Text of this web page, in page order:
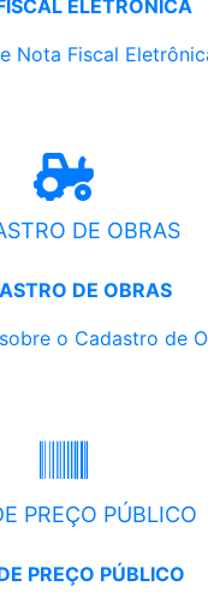
ELETRÔNICA
Nota Fiscal
DE OBRAS
DE OBRAS
o Cadastro de
PREÇO PÚBLICO
PREÇO PÚBLICO